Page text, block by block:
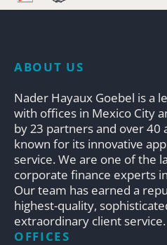
ABOUT US
Nader Hayaux Goebel is a
with offices in Mexico City
by 23 partners and over 40
known for its innovative
service. We are one of the
corporate finance experts
Our team has earned a
highest-quality,
extraordinary client service.
OFFICES